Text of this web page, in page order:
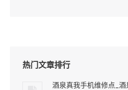
热门文章排行
酒泉真我手机维修点_